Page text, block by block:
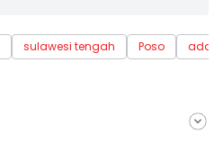
sulawesi tengah Poso
adat